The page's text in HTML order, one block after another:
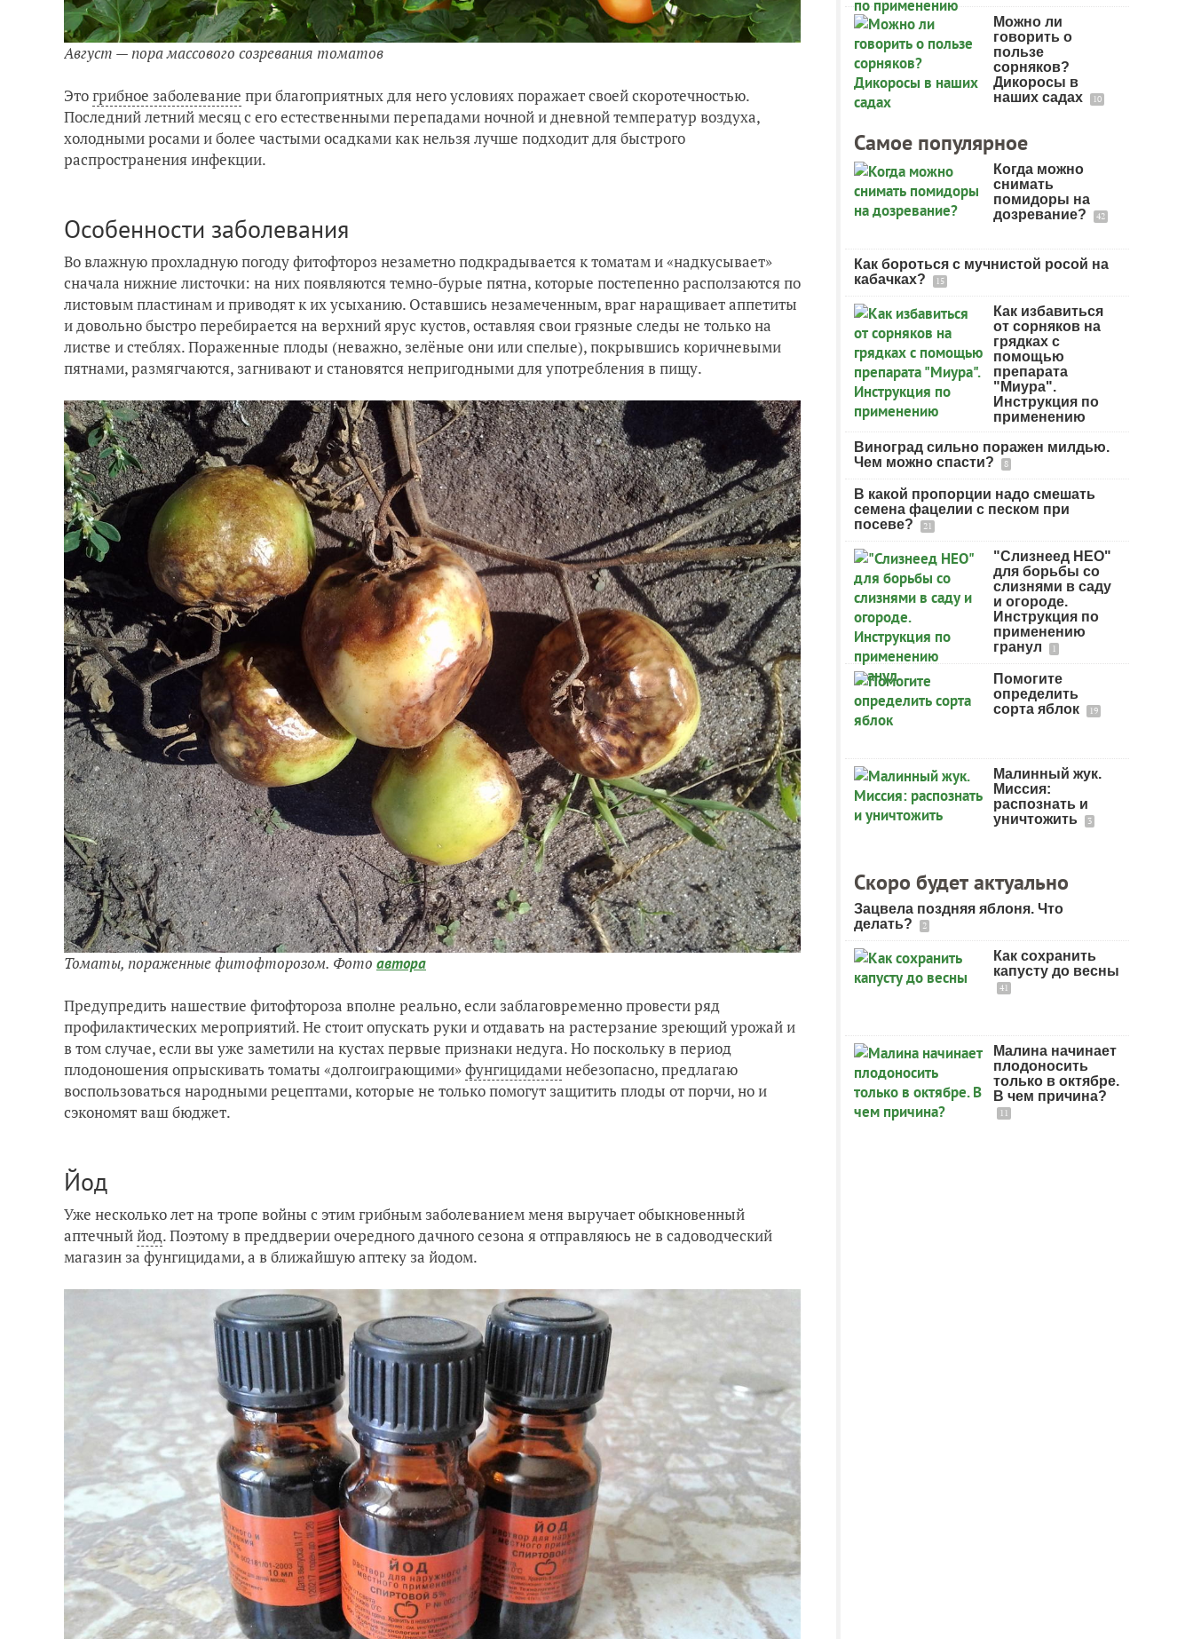
Август — пора массового созревания томатов
Этогрибное заболевание при благоприятных для него условиях поражает своей скоротечностью.
Последний летний месяц с его естественными перепадами ночной и дневной температур воздуха,
холодными росами и более частыми осадками как нельзя лучше подходит для быстрого
распространения инфекции.
Особенности заболевания
Во влажную прохладную погоду фитофтороз незаметно подкрадывается к томатам и «надкусывает»
сначала нижние листочки: на них появляются темно-бурые пятна, которые постепенно расползаются по
листовым пластинам и приводят к их усыханию. Оставшись незамеченным, враг наращивает аппетиты
и довольно быстро перебирается на верхний ярус кустов, оставляя свои грязные следы не только на
листве и стеблях. Пораженные плоды (неважно, зелёные они или спелые), покрывшись коричневыми
пятнами, размягчаются, загнивают и становятся непригодными для употребления в пищу.
Томаты, пораженные фитофторозом. Фото автора
Предупредить нашествие фитофтороза вполне реально, если заблаговременно провести ряд
профилактических мероприятий. Не стоит опускать руки и отдавать на растерзание зреющий урожай и
в том случае, если вы уже заметили на кустах первые признаки недуга. Но поскольку в период
плодоношения опрыскивать томаты «долгоиграющими»фунгицидаминебезопасно, предлагаю
воспользоваться народными рецептами, которые не только помогут защитить плоды от порчи, но и
сэкономят ваш бюджет.
Йод
Уже несколько лет на тропе войны с этим грибным заболеванием меня выручает обыкновенный
аптечныййод. Поэтому в преддверии очередного дачного сезона я отправляюсь не в садоводческий
магазин за фунгицидами, а в ближайшую аптеку за йодом.
Можно ли
говорить о
пользе
сорняков?
Дикоросы в
наших садах
10
Самое популярное
Когда можно
снимать
помидоры на
дозревание?
42
Как бороться с мучнистой росой на
кабачках?
15
Как избавиться
от сорняков на
грядках с
помощью
препарата
"Миура".
Инструкция по
применению
Виноград сильно поражен милдью.
Чем можно спасти?
8
В какой пропорции надо смешать
семена фацелии с песком при
посеве?
21
"Слизнеед НЕО"
для борьбы со
слизнями в саду
и огороде.
Инструкция по
применению
гранул
1
Помогите
определить
сорта яблок
19
Малинный жук.
Миссия:
распознать и
уничтожить
3
Скоро будет актуально
Зацвела поздняя яблоня. Что
делать?
2
Как сохранить
капусту до весны
41
Малина начинает
плодоносить
только в октябре.
В чем причина?
11